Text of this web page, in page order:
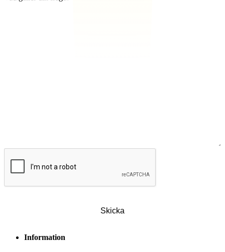
CAPTCHA
Information